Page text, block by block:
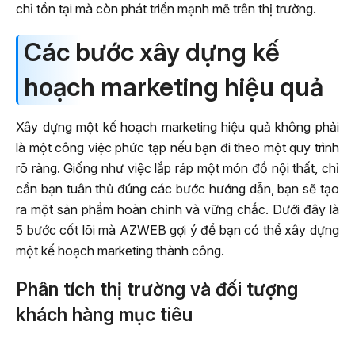
chỉ tồn tại mà còn phát triển mạnh mẽ trên thị trường.
Các bước xây dựng kế
hoạch marketing hiệu quả
Xây dựng một kế hoạch marketing hiệu quả không phải
là một công việc phức tạp nếu bạn đi theo một quy trình
rõ ràng. Giống như việc lắp ráp một món đồ nội thất, chỉ
cần bạn tuân thủ đúng các bước hướng dẫn, bạn sẽ tạo
ra một sản phẩm hoàn chỉnh và vững chắc. Dưới đây là
5 bước cốt lõi mà AZWEB gợi ý để bạn có thể xây dựng
một kế hoạch marketing thành công.
Phân tích thị trường và đối tượng
khách hàng mục tiêu